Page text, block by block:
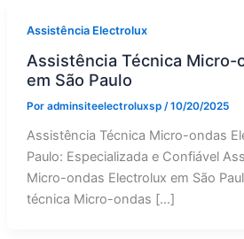
Assistência Electrolux
Assistência Técnica Micro-
em São Paulo
Por adminsiteelectroluxsp /10/20/2025
Assistência Técnica Micro-ondas
Paulo: Especializada e Confiável
Micro-ondas Electrolux em São
técnica Micro-ondas […]